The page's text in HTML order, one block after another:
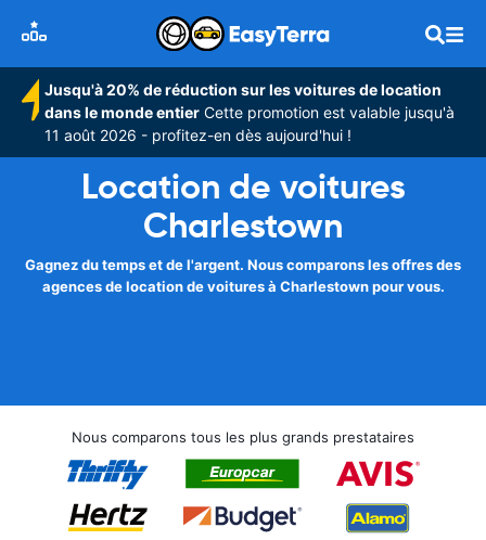
Jusqu'à 20% de réduction sur les voitures de location
dans le monde entier Cette promotion est valable jusqu'à
11 août 2026 - profitez-en dès aujourd'hui !
Location de voitures
Charlestown
Gagnez du temps et de l'argent. Nous comparons les offres des
agences de location de voitures à Charlestown pour vous.
Nous comparons tous les plus grands prestataires